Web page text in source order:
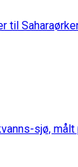
til
sjø, målt